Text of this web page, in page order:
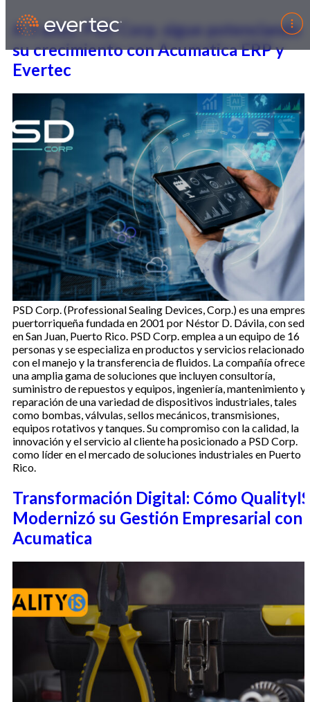
A 3 años, PSD Corp. sigue potenciando
su crecimiento con Acumatica ERP y
Evertec
PSD Corp. (Professional Sealing Devices, Corp.) es una empresa
puertorriqueña fundada en 2001 por Néstor D. Dávila, con sede
en San Juan, Puerto Rico. PSD Corp. emplea a un equipo de 16
personas y se especializa en productos y servicios relacionados
con el manejo y la transferencia de fluidos. La compañía ofrece
una amplia gama de soluciones que incluyen consultoría,
suministro de repuestos y equipos, ingeniería, mantenimiento y
reparación de una variedad de dispositivos industriales, tales
como bombas, válvulas, sellos mecánicos, transmisiones,
equipos rotativos y tanques. Su compromiso con la calidad, la
innovación y el servicio al cliente ha posicionado a PSD Corp.
como líder en el mercado de soluciones industriales en Puerto
Rico.
Transformación Digital: Cómo QualityIS
Modernizó su Gestión Empresarial con
Acumatica